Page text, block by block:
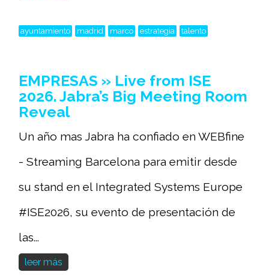
ayuntamiento madrid marco estrategia talento
EMPRESAS » Live from ISE
2026. Jabra’s Big Meeting Room
Reveal
Un año mas Jabra ha confiado en WEBfine
- Streaming Barcelona para emitir desde
su stand en el Integrated Systems Europe
#ISE2026, su evento de presentación de
las...
leer más